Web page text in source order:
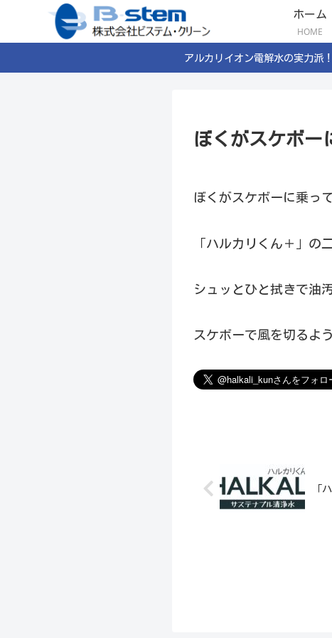
ホーム
HOME
アルカリイオン電解水の実力派
ぼくがスケボー
ぼくがスケボーに乗っ
「ハルカリくん＋」の
シュッとひと拭きで油
スケボーで風を切るよ
「